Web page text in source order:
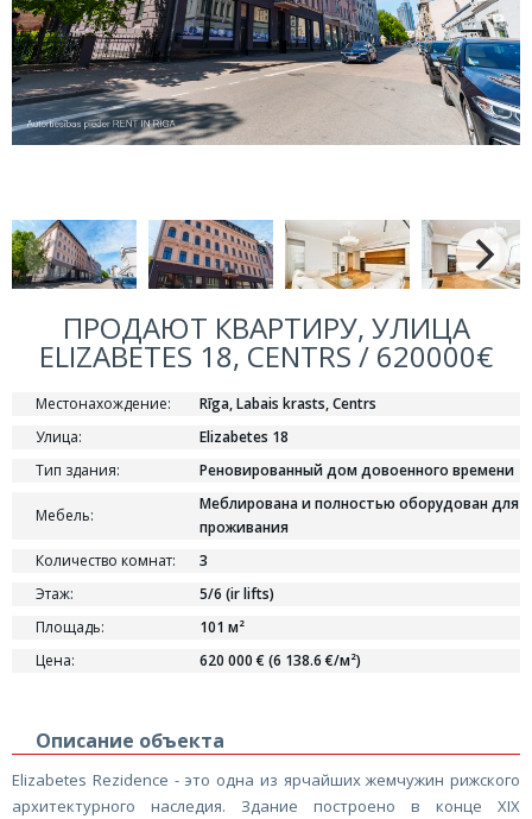
ПРОДАЮТ КВАРТИРУ, УЛИЦА
ELIZABETES 18, CENTRS / 620000€
Местонахождение:
Rīga, Labais krasts, Centrs
Улица:
Elizabetes 18
Тип здания:
Реновированный дом довоенного времени
Мебель:
Меблирована и полностью оборудован для
проживания
Количество комнат:
3
Этаж:
5/6 (ir lifts)
Площадь:
101 м²
Цена:
620 000 € (6 138.6 €/м²)
Описание объекта
Elizabetes Rezidence - это одна из ярчайших жемчужин рижского
архитектурного наследия. Здание построено в конце XIX